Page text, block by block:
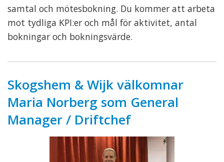
samtal och mötesbokning. Du kommer att arbeta
mot tydliga KPI:er och mål för aktivitet, antal
bokningar och bokningsvärde.
Skogshem & Wijk välkomnar
Maria Norberg som General
Manager / Driftchef